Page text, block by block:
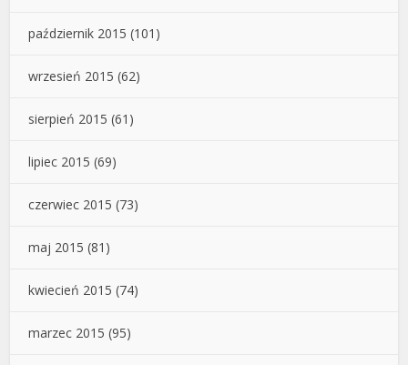
październik 2015 (101)
wrzesień 2015 (62)
sierpień 2015 (61)
lipiec 2015 (69)
czerwiec 2015 (73)
maj 2015 (81)
kwiecień 2015 (74)
marzec 2015 (95)